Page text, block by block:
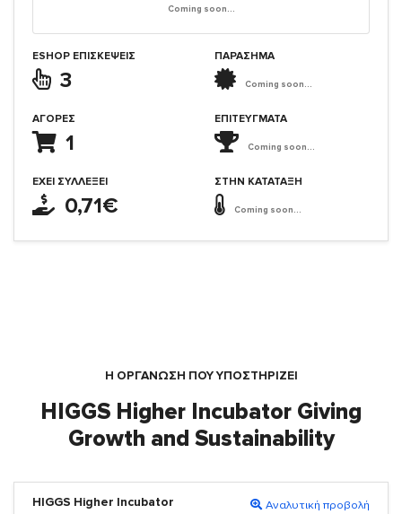
Coming soon...
ESHOP ΕΠΙΣΚΈΨΕΙΣ
3
ΑΓΟΡΈΣ
1
ΈΧΕΙ ΣΥΛΛΈΞΕΙ
0,71€
ΠΑΡΑΣΗΜΑ
Coming soon...
ΕΠΙΤΕΎΓΜΑΤΑ
Coming soon...
ΣΤΗΝ ΚΑΤΆΤΑΞΗ
Coming soon...
Η ΟΡΓΆΝΩΣΗ ΠΟΥ ΥΠΟΣΤΗΡΙΖΕΙ
HIGGS Higher Incubator Giving
Growth and Sustainability
HIGGS Higher Incubator
Αναλυτική προβολή